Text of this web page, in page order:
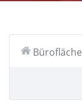
Bürofläche